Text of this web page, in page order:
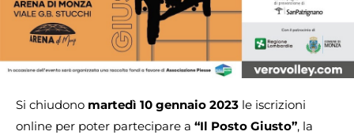
Si chiudono martedì 10 gennaio 2023 le iscrizioni
online per poter partecipare a “Il Posto Giusto”, la